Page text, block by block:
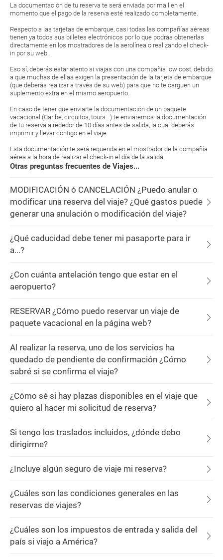
La documentación de tu reserva te será enviada por mail en el
momento que el pago de la reserva esté realizado completamente.
Respecto a las tarjetas de embarque, casi todas las compañías aéreas
tienen ya todos sus billetes electrónicos por lo que podrás obtenerlas
directamente en los mostradores de la aerolínea o realizando el check-
in por su web.
Eso sí, deberás estar atento si viajas con una compañía low cost, debido
a que muchas de ellas exigen la presentación de la tarjeta de embarque
(que deberás realizar a través de su web) para que no te carguen un
suplemento extra en el mismo aeropuerto.
En caso de tener que enviarte la documentación de un paquete
vacacional (Caribe, circuitos, tours...) te enviaremos la documentación
de tu reserva alrededor de 10 días antes de salida, la cual deberás
imprimir y llevar contigo en el viaje.
Esta documentación te será requerida en el mostrador de la compañía
aérea a la hora de realizar el check-in el día de la salida.
Otras preguntas frecuentes de Viajes...
MODIFICACIÓN ó CANCELACIÓN ¿Puedo anular o
modificar una reserva del viaje? ¿Qué gastos puede
generar una anulación o modificación del viaje?
¿Qué caducidad debe tener mi pasaporte para ir
a...?
¿Con cuánta antelación tengo que estar en el
aeropuerto?
RESERVAR ¿Cómo puedo reservar un viaje de
paquete vacacional en la página web?
Al realizar la reserva, uno de los servicios ha
quedado de pendiente de confirmación ¿Cómo
sabré si se confirma el viaje?
¿Cómo sé si hay plazas disponibles en el viaje que
quiero al hacer mi solicitud de reserva?
Si tengo los traslados incluidos, ¿dónde debo
dirigirme?
¿Incluye algún seguro de viaje mi reserva?
¿Cuáles son las condiciones generales en las
reservas de viajes?
¿Cuáles son los impuestos de entrada y salida del
país si viajo a América?